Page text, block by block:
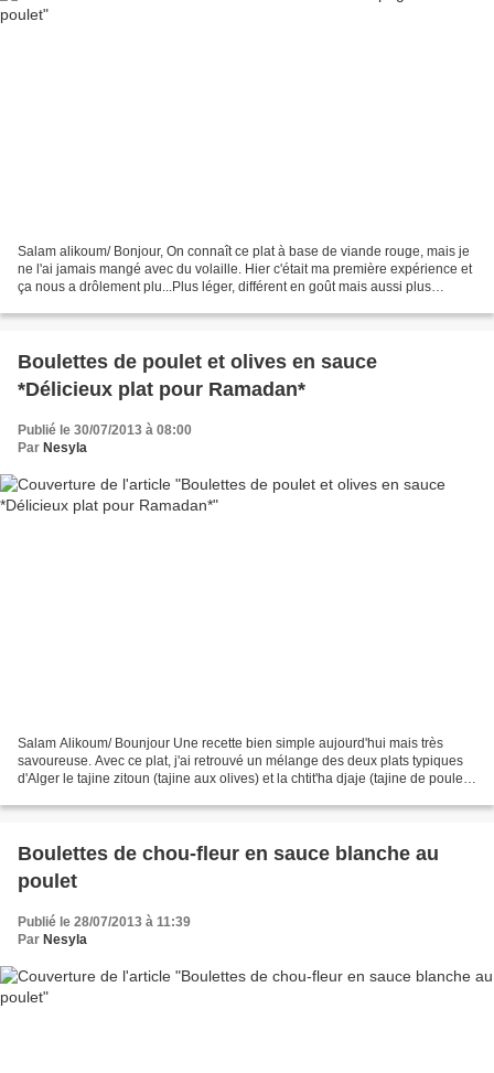
Salam alikoum/ Bonjour, On connaît ce plat à base de viande rouge, mais je
ne l'ai jamais mangé avec du volaille. Hier c'était ma première expérience et
ça nous a drôlement plu...Plus léger, différent en goût mais aussi plus
Boulettes de poulet et olives en sauce
*Délicieux plat pour Ramadan*
Publié le 30/07/2013 à 08:00
Par Nesyla
Salam Alikoum/ Bounjour Une recette bien simple aujourd'hui mais très
savoureuse. Avec ce plat, j'ai retrouvé un mélange des deux plats typiques
d'Alger le tajine zitoun (tajine aux olives) et la chtit'ha djaje (tajine de poulet
Boulettes de chou-fleur en sauce blanche au
poulet
Publié le 28/07/2013 à 11:39
Par Nesyla